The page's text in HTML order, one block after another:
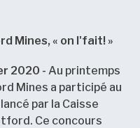
Mines, « on l'fait! »
2020 - Au printemps
Mines a participé au
par la Caisse
Ce concours